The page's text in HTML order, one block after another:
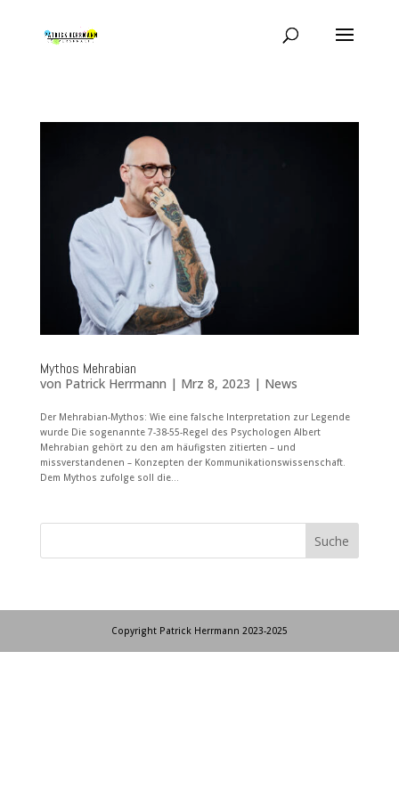
Mythos Mehrabian
von Patrick Herrmann | Mrz 8, 2023 | News
Der Mehrabian-Mythos: Wie eine falsche Interpretation zur Legende
wurde Die sogenannte 7-38-55-Regel des Psychologen Albert
Mehrabian gehört zu den am häufigsten zitierten – und
missverstandenen – Konzepten der Kommunikationswissenschaft.
Dem Mythos zufolge soll die...
Copyright Patrick Herrmann 2023-2025